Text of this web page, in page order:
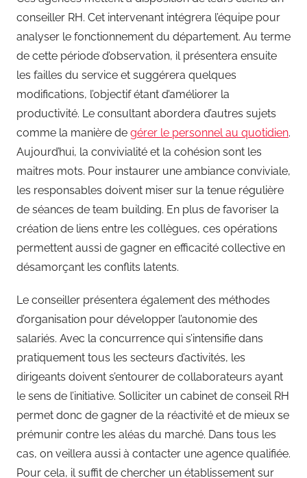
conseiller RH. Cet intervenant intégrera l’équipe pour
analyser le fonctionnement du département. Au terme
de cette période d’observation, il présentera ensuite
les failles du service et suggérera quelques
modifications, l’objectif étant d’améliorer la
productivité. Le consultant abordera d’autres sujets
comme la manière de gérer le personnel au quotidien.
Aujourd’hui, la convivialité et la cohésion sont les
maitres mots. Pour instaurer une ambiance conviviale,
les responsables doivent miser sur la tenue régulière
de séances de team building. En plus de favoriser la
création de liens entre les collègues, ces opérations
permettent aussi de gagner en efficacité collective en
désamorçant les conflits latents.
Le conseiller présentera également des méthodes
d’organisation pour développer l’autonomie des
salariés. Avec la concurrence qui s’intensifie dans
pratiquement tous les secteurs d’activités, les
dirigeants doivent s’entourer de collaborateurs ayant
le sens de l’initiative. Solliciter un cabinet de conseil RH
permet donc de gagner de la réactivité et de mieux se
prémunir contre les aléas du marché. Dans tous les
cas, on veillera aussi à contacter une agence qualifiée.
Pour cela, il suffit de chercher un établissement sur